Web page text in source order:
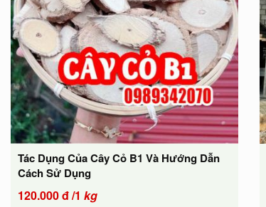
Tác Dụng Của Cây Cỏ B1 Và Hướng Dẫn
Cách Sử Dụng
120.000đ/1 kg